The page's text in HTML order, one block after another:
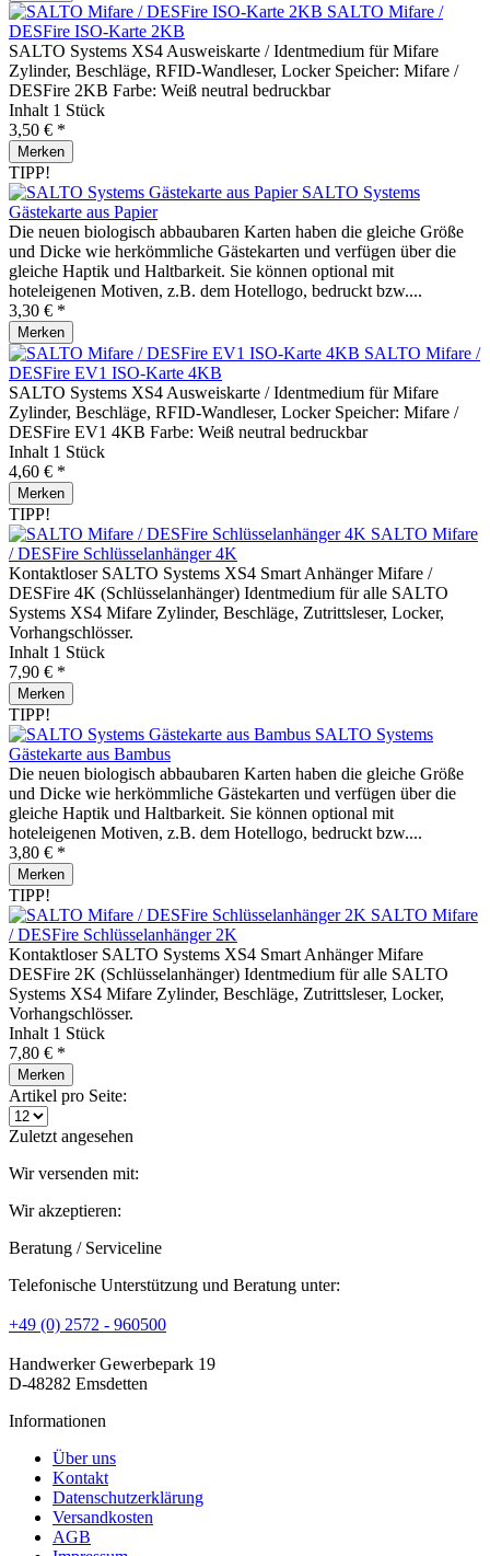
SALTO Mifare /
DESFire ISO-Karte 2KB
SALTO Systems XS4 Ausweiskarte / Identmedium für Mifare
Zylinder, Beschläge, RFID-Wandleser, Locker Speicher: Mifare /
DESFire 2KB Farbe: Weiß neutral bedruckbar
Inhalt 1 Stück
3,50 € *
Merken
TIPP!
SALTO Systems
Gästekarte aus Papier
Die neuen biologisch abbaubaren Karten haben die gleiche Größe
und Dicke wie herkömmliche Gästekarten und verfügen über die
gleiche Haptik und Haltbarkeit. Sie können optional mit
hoteleigenen Motiven, z.B. dem Hotellogo, bedruckt bzw....
3,30 € *
Merken
SALTO Mifare /
DESFire EV1 ISO-Karte 4KB
SALTO Systems XS4 Ausweiskarte / Identmedium für Mifare
Zylinder, Beschläge, RFID-Wandleser, Locker Speicher: Mifare /
DESFire EV1 4KB Farbe: Weiß neutral bedruckbar
Inhalt 1 Stück
4,60 € *
Merken
TIPP!
SALTO Mifare
/ DESFire Schlüsselanhänger 4K
Kontaktloser SALTO Systems XS4 Smart Anhänger Mifare /
DESFire 4K (Schlüsselanhänger) Identmedium für alle SALTO
Systems XS4 Mifare Zylinder, Beschläge, Zutrittsleser, Locker,
Vorhangschlösser.
Inhalt 1 Stück
7,90 € *
Merken
TIPP!
SALTO Systems
Gästekarte aus Bambus
Die neuen biologisch abbaubaren Karten haben die gleiche Größe
und Dicke wie herkömmliche Gästekarten und verfügen über die
gleiche Haptik und Haltbarkeit. Sie können optional mit
hoteleigenen Motiven, z.B. dem Hotellogo, bedruckt bzw....
3,80 € *
Merken
TIPP!
SALTO Mifare
/ DESFire Schlüsselanhänger 2K
Kontaktloser SALTO Systems XS4 Smart Anhänger Mifare
DESFire 2K (Schlüsselanhänger) Identmedium für alle SALTO
Systems XS4 Mifare Zylinder, Beschläge, Zutrittsleser, Locker,
Vorhangschlösser.
Inhalt 1 Stück
7,80 € *
Merken
Artikel pro Seite:
Zuletzt angesehen
Wir versenden mit:
Wir akzeptieren:
Beratung / Serviceline
Telefonische Unterstützung und Beratung unter:
+49 (0) 2572 - 960500
Handwerker Gewerbepark 19
D-48282 Emsdetten
Informationen
Über uns
Kontakt
Datenschutzerklärung
Versandkosten
AGB